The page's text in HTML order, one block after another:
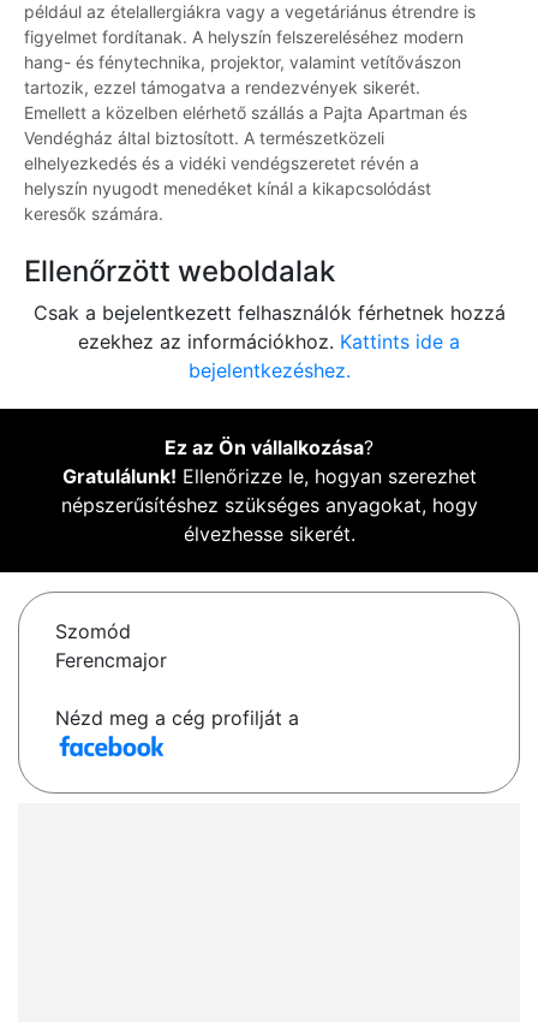
például az ételallergiákra vagy a vegetáriánus étrendre is
figyelmet fordítanak. A helyszín felszereléséhez modern
hang- és fénytechnika, projektor, valamint vetítővászon
tartozik, ezzel támogatva a rendezvények sikerét.
Emellett a közelben elérhető szállás a Pajta Apartman és
Vendégház által biztosított. A természetközeli
elhelyezkedés és a vidéki vendégszeretet révén a
helyszín nyugodt menedéket kínál a kikapcsolódást
keresők számára.
Ellenőrzött weboldalak
Csak a bejelentkezett felhasználók férhetnek hozzá
ezekhez az információkhoz. Kattints ide a
bejelentkezéshez.
Ez az Ön vállalkozása?
Gratulálunk! Ellenőrizze le, hogyan szerezhet
népszerűsítéshez szükséges anyagokat, hogy
élvezhesse sikerét.
Szomód
Ferencmajor
Nézd meg a cég profilját a